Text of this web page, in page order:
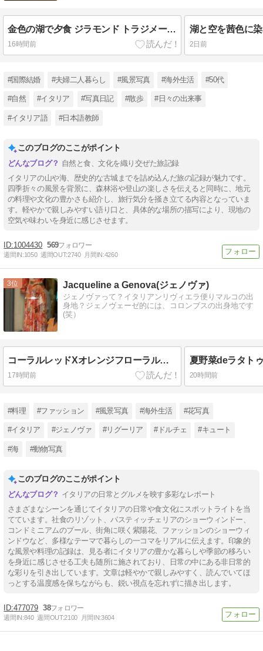
金色の湖で夕食 ジラモンド トラジメーノ湖
16時間前 2日前
#国際結婚 #夫婦二人暮らし #風景写真 #海外生活 #50代
#自然 #イタリア #写真日記 #散歩 #日々の出来事
#イタリア語 #日本語教師
このブログのここがポイント
自然と食、文化を織り交ぜた旅記録
イタリアの山や海、歴史的な古城までを詰め込んだ旅の記録が魅力です。
四季折々の風景を背景に、森林浴や登山の楽しさを伝えると同時に、地元
の料理や文化の豊かさも紹介し、旅行気分を掻き立てる内容となっていま
す。軽やかで親しみやすい語り口と、具体的な場所の描写により、現地の
空気や味わいを身近に感じさせます。
1004430 569
週間IN:1050 週間OUT:2740 月間IN:4260
3 Jacqueline a Genova(ジェノヴァ)
ジェノヴァって？イタリアンリヴィエラ便りマルコの出
身地？ジェノヴェーゼ的には、コロンブスの出身地です
(笑）
コーラルレッドXオレンジフローラルモチーフロングワンピースXオレンジワンピース２点のショーウィンドー☆
17時間前
夏野菜deラタト
20時間前
#料理 #ファッション #風景写真 #海外生活 #花写真
#イタリア #ジェノヴァ #リグーリア #ドルチェ #キュート
#海 #動物写真
このブログのここがポイント
イタリアの日常とグルメを映す多彩なレポート
さまざまなシーンを通じてイタリアの日常や食文化にスポットライトを当
てています。社食のリゾット、パスティッチェリアのショーウィンドー、
コンドミニアムのプール、街角に咲く紫陽花、ファッションのショーウィ
ンドウなど、多様なテーマで暮らしの一コマをリアルに伝えます。印象的
な風景や料理の記録は、見る者にイタリアの豊かな暮らしや季節の移ろい
を身近に感じさせる工夫も随所に施されており、日常の中にある非日常的
な彩りを引き出しています。文章は軽やかで親しみやすく、読んでいてほ
っとする温度感を保ちながらも、鋭い視点を忘れずに描き出します。
477079 38
週間IN:840 週間OUT:2100 月間IN:3604